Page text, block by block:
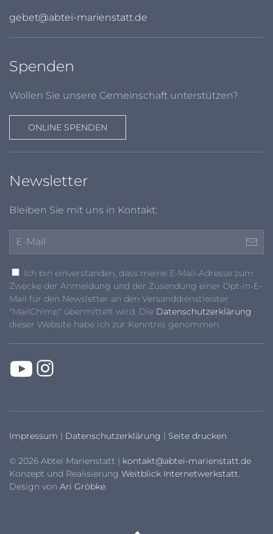
gebet@abtei-marienstatt.de
Spenden
Wollen Sie unsere Gemeinschaft unterstützen?
ONLINE SPENDEN
Newsletter
Bleiben Sie mit uns in Kontakt:
Ich bin einverstanden, dass meine E-Mail-Adresse zum
Zwecke der Anmeldung und der Zusendung einer Opt-in-E-
Mail für den Newsletter an den Versanddienstleister
"MailChimp" übermittelt wird. Die Datenschutzerklärung
dieser Website habe ich zur Kenntnis genommen.
Impressum | Datenschutzerklärung | Seite drucken
© 2026 Abtei Marienstatt | kontakt@abtei-marienstatt.de
Konzept und Realisierung Weitblick Internetwerkstatt.
Design von Ari Gröbke.